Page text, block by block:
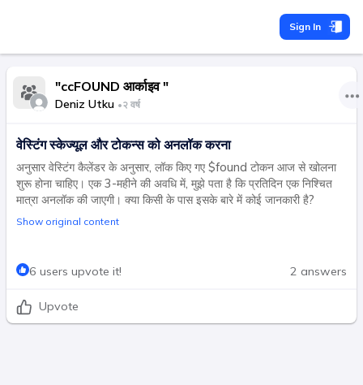
Sign In
"ccFOUND आर्काइव "
Deniz Utku •२ वर्ष
वेस्टिंग स्केज्यूल और टोकन्स को अनलॉक करना
अनुसार वेस्टिंग कैलेंडर के अनुसार, लॉक किए गए $found टोकन आज से खोलना
शुरू होना चाहिए। एक 3-महीने की अवधि में, मुझे पता है कि प्रतिदिन एक निश्चित
मात्रा अनलॉक की जाएगी। क्या किसी के पास इसके बारे में कोई जानकारी है?
Show original content
6 users upvote it! 2 answers
Upvote